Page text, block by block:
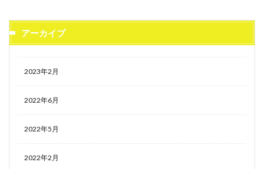
アーカイブ
2023年2月
2022年6月
2022年5月
2022年2月